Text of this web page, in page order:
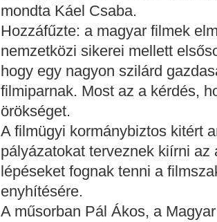
mondta Káel Csaba.
Hozzáfűzte: a magyar filmek
nemzetközi sikerei mellett
hogy egy nagyon szilárd
filmiparnak. Most az a kérdés,
örökséget.
A filmügyi kormánybiztos kitért
pályázatokat terveznek kiírni
lépéseket fognak tenni a
enyhítésére.
A műsorban Pál Ákos, a